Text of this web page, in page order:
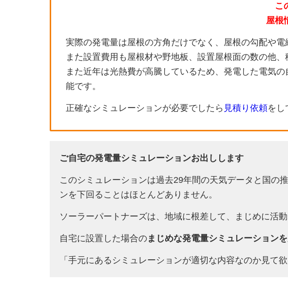
こ
屋根
実際の発電量は屋根の方角だけでなく、屋根の勾配や電
また設置費用も屋根材や野地板、設置屋根面の数の他
また近年は光熱費が高騰しているため、発電した電気
能です。
正確なシミュレーションが必要でしたら 見積り依頼をし
ご自宅の発電量シミュレーションお出しします
このシミュレーションは過去29年間の天気データと国の
ンを下回ることはほとんどありません。
ソーラーパートナーズは、地域に根差して、まじめに活
自宅に設置した場合のまじめな発電量シミュレーション
「手元にあるシミュレーションが適切な内容なのか見て